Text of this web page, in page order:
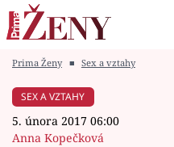
Módní alarm
Prima Ženy ■ Sex a vztahy
SEX A VZTAHY
5. února 2017 06:00
Anna Kopečková